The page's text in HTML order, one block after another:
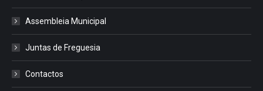
Assembleia Municipal
Juntas de Freguesia
Contactos